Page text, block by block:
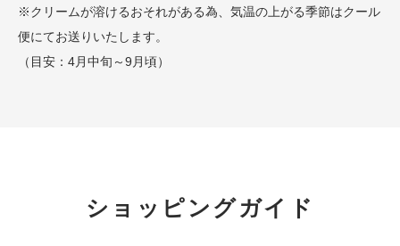
※クリームが溶けるおそれがある為、気温の上がる季節はクール
便にてお送りいたします。
（目安：4月中旬～9月頃）
ショッピングガイド